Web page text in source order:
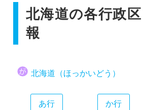
三重県
長崎県
熊本県
鹿児島県
沖縄県
北海道の各行政
報
北海道（ほっかいどう）
あ行 か行